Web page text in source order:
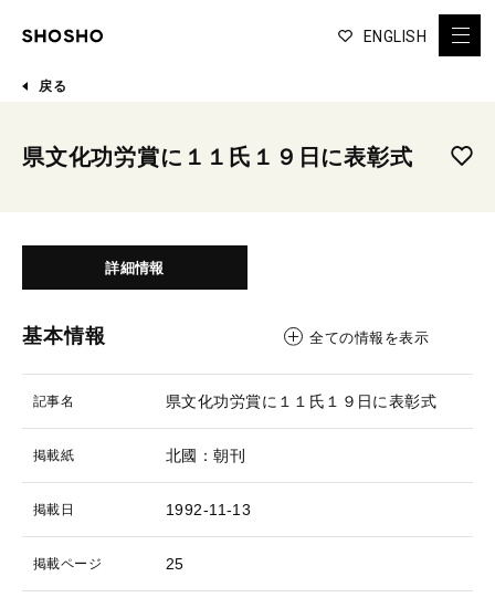
ENGLISH
戻る
県文化功労賞に１１氏１９日に表彰式
詳細情報
基本情報 全ての情報を表示
記事名 県文化功労賞に１１氏１９日に表彰式
掲載紙 北國：朝刊
掲載日 1992-11-13
掲載ページ 25